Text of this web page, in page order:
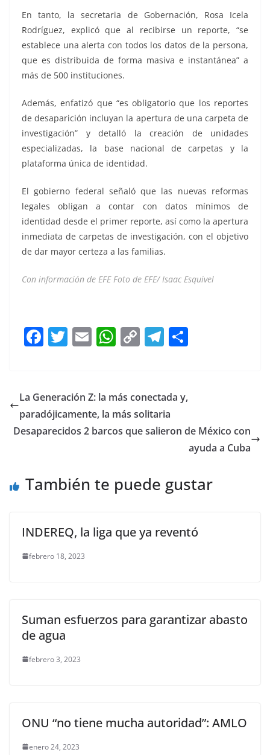
En tanto, la secretaria de Gobernación, Rosa Icela
Rodríguez, explicó que al recibirse un reporte, “se
establece una alerta con todos los datos de la persona,
que es distribuida de forma masiva e instantánea” a
más de 500 instituciones.
Además, enfatizó que “es obligatorio que los reportes
de desaparición incluyan la apertura de una carpeta de
investigación” y detalló la creación de unidades
especializadas, la base nacional de carpetas y la
plataforma única de identidad.
El gobierno federal señaló que las nuevas reformas
legales obligan a contar con datos mínimos de
identidad desde el primer reporte, así como la apertura
inmediata de carpetas de investigación, con el objetivo
de dar mayor certeza a las familias.
Con información de EFE Foto de EFE/ Isaac Esquivel
F
e
b
o
T
er
E
l
W
s
A
p
C
y
Li
n
T
gr
a
m
La Generación Z: la más conectada y,
paradójicamente, la más solitaria
Desaparecidos 2 barcos que salieron de México con
ayuda a Cuba
También te puede gustar
INDEREQ, la liga que ya reventó
febrero 18, 2023
Suman esfuerzos para garantizar abasto
de agua
febrero 3, 2023
ONU “no tiene mucha autoridad”: AMLO
enero 24, 2023